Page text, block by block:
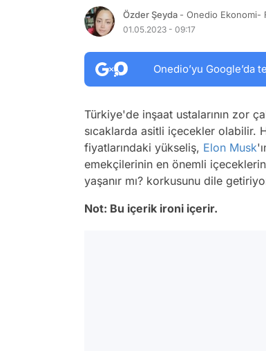
Özder Şeyda - Onedio Ekonomi-
01.05.2023 - 09:17
Onedio’yu Google’da
Türkiye'de inşaat ustalarının zor
sıcaklarda asitli içecekler olabilir.
fiyatlarındaki yükseliş, Elon Musk
emekçilerinin en önemli
yaşanır mı? korkusunu dile
Not: Bu içerik ironi içerir.